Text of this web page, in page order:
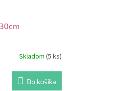
Skladom (5 ks)
Do košíka